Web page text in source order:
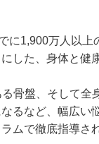
1,900万人以上
した、身体と健
骨盤、そして全
るなど、幅広い
ムで徹底指導さ